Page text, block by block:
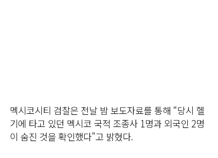
멕시코시티 검찰은 전날 밤 보도자료를 통해 “당시 헬
기에 타고 있던 멕시코 국적 조종사 1명과 외국인 2명
이 숨진 것을 확인했다”고 밝혔다.